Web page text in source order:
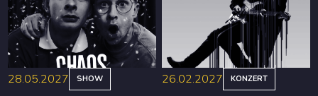
28.05.2027 SHOW 26.02.2027 KONZERT